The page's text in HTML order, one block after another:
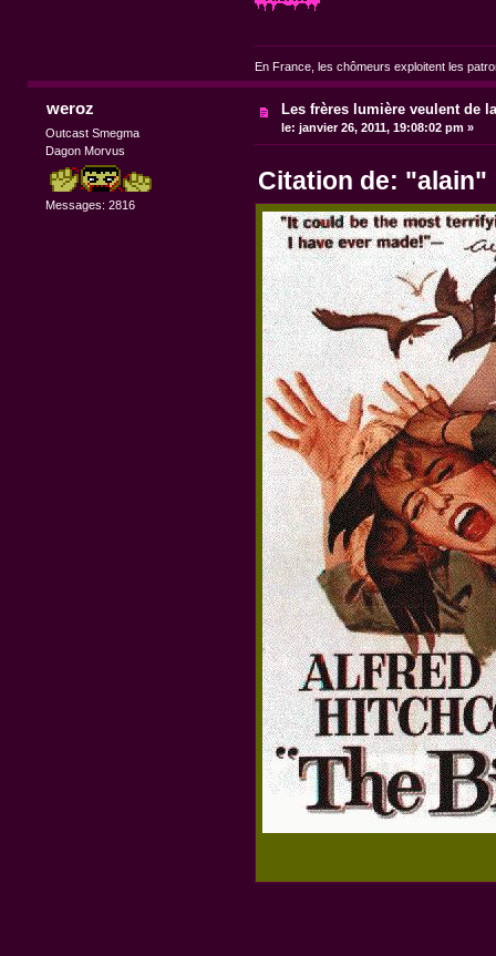
En France, les chômeurs exploitent les
weroz
Outcast Smegma
Dagon Morvus
Messages: 2816
Les frères lumière veulent de
le: janvier 26, 2011, 19:08:02 pm »
Citation de: "alain"